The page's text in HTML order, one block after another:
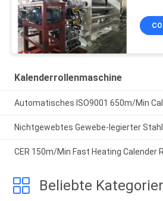
Kalenderrollenmaschine
Automatisches ISO9001 650m/Min
Nichtgewebtes Gewebe-legierter
CER 150m/Min Fast Heating Calender
Beliebte